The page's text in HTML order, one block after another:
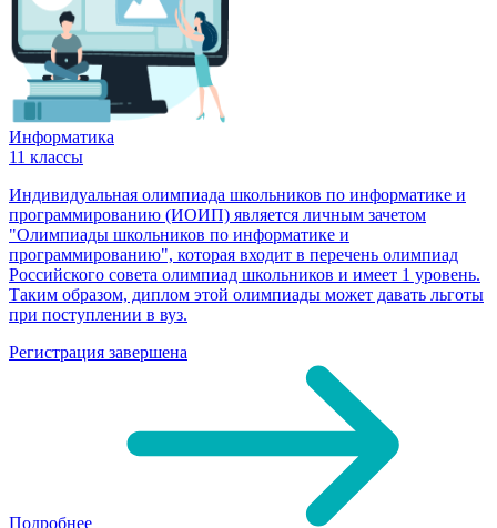
Информатика
11 классы
Индивидуальная олимпиада школьников по информатике и
программированию (ИОИП) является личным зачетом
"Олимпиады школьников по информатике и
программированию", которая входит в перечень олимпиад
Российского совета олимпиад школьников и имеет 1 уровень.
Таким образом, диплом этой олимпиады может давать льготы
при поступлении в вуз.
Регистрация завершена
Подробнее